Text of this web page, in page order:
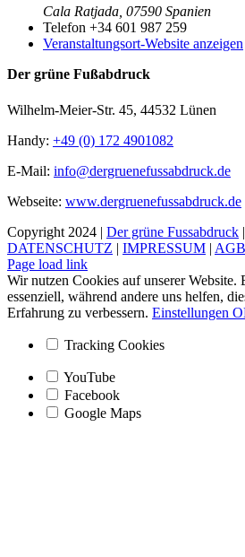
Cala Ratjada 07590 Spanien
Telefon +34 601 987 259
Veranstaltungsort-Website anzeigen
Der grüne Fußabdruck
Wilhelm-Meier-Str. 45, 44532 Lünen
Handy: +49 (0) 172 4901082
E-Mail: info@dergruenefussabdruck.de
Webseite: www.dergruenefussabdruck.de
Copyright 2024 | Der grüne Fussabdruck
DATENSCHUTZ | IMPRESSUM |
Facebook
Instagram
Page load link
Wir nutzen Cookies auf unserer Website.
essenziell, während andere uns helfen,
Erfahrung zu verbessern. Einstellungen
Tracking Cookies
YouTube
Facebook
Google Maps